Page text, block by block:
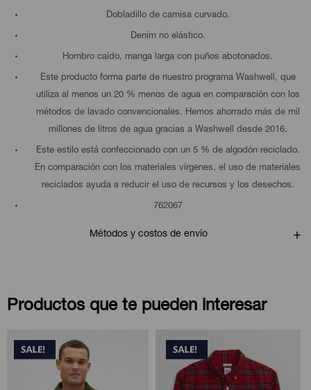
Dobladillo de camisa curvado.
Denim no elástico.
Hombro caído, manga larga con puños abotonados.
Este producto forma parte de nuestro programa Washwell, que
utiliza al menos un 20 % menos de agua en comparación con los
métodos de lavado convencionales. Hemos ahorrado más de mil
millones de litros de agua gracias a Washwell desde 2016.
Este estilo está confeccionado con un 5 % de algodón reciclado.
En comparación con los materiales vírgenes, el uso de materiales
reciclados ayuda a reducir el uso de recursos y los desechos.
762067
Métodos y costos de envío
Productos que te pueden interesar